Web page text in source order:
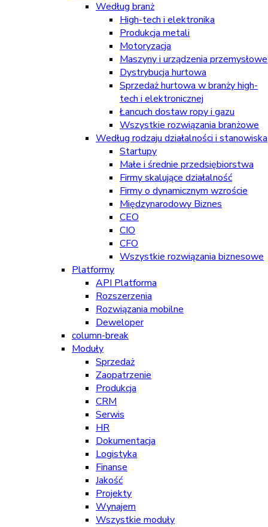
Według branż
High-tech i elektronika
Produkcja metali
Motoryzacja
Maszyny i urządzenia przemysłowe
Dystrybucja hurtowa
Sprzedaż hurtowa w branży high-
tech i elektronicznej
Łancuch dostaw ropy i gazu
Wszystkie rozwiązania branżowe
Według rodzaju działalności i stanowiska
Startupy
Małe i średnie przedsiębiorstwa
Firmy skalujące działalność
Firmy o dynamicznym wzroście
Międzynarodowy Biznes
CEO
CIO
CFO
Wszystkie rozwiązania biznesowe
Platformy
API Platforma
Rozszerzenia
Rozwiązania mobilne
Deweloper
column-break
Moduły
Sprzedaż
Zaopatrzenie
Produkcja
CRM
Serwis
HR
Dokumentacja
Logistyka
Finanse
Jakość
Projekty
Wynajem
Wszystkie moduły